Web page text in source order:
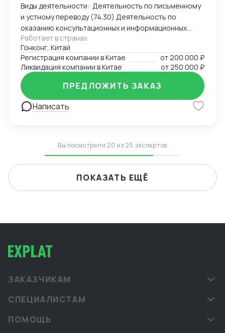
Виды деятельности: Деятельность по письменному
и устному переводу (74.30) Деятельность по
оказанию консультационных и информационных
услуг (63.99.1) Услуги по бронированию прочие и
сопутствующая деятельность (79.90)
Работает в странах
Гонконг, Китай
Регистрация компании в Китае
от200 000 ₽
Ликвидация компании в Китае
от250 000 ₽
Написать
ПРЕДЛОЖИТЬ ЗАКАЗ
Вы посмотрели 20 из 25 экспертов
ПОКАЗАТЬ ЕЩЁ
ЗАКАЗЧИКАМ
СПЕЦИАЛИСТАМ
ПОМОЩЬ